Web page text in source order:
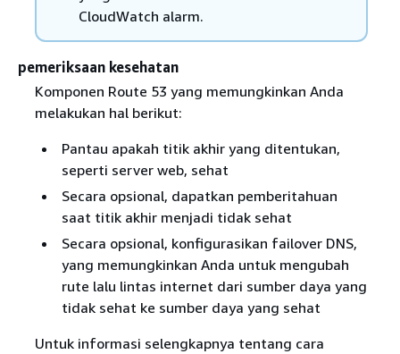
CloudWatch alarm.
pemeriksaan kesehatan
Komponen Route 53 yang memungkinkan Anda
melakukan hal berikut:
Pantau apakah titik akhir yang ditentukan,
seperti server web, sehat
Secara opsional, dapatkan pemberitahuan
saat titik akhir menjadi tidak sehat
Secara opsional, konfigurasikan failover DNS,
yang memungkinkan Anda untuk mengubah
rute lalu lintas internet dari sumber daya yang
tidak sehat ke sumber daya yang sehat
Untuk informasi selengkapnya tentang cara